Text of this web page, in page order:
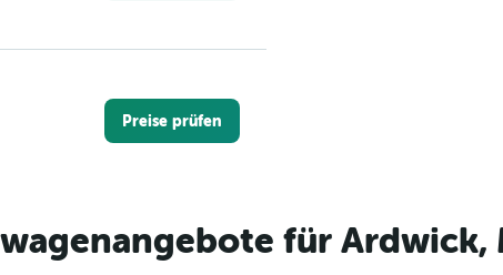
Preise prüfen
Preise prüfen
für Ardwick,